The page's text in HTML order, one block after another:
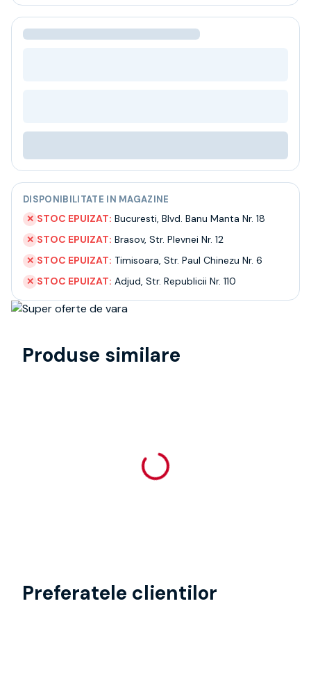
Ceai
Bacanie
Despre noi
Livrare
Termeni si conditii
Politica de confidentialitate
Intrebari frecvente
DISPONIBILITATE IN MAGAZINE
✕ STOC EPUIZAT: Bucuresti, Blvd. Banu Manta Nr. 18
✕ STOC EPUIZAT: Brasov, Str. Plevnei Nr. 12
✕ STOC EPUIZAT: Timisoara, Str. Paul Chinezu Nr. 6
✕ STOC EPUIZAT: Adjud, Str. Republicii Nr. 110
Produse similare
Preferatele clientilor